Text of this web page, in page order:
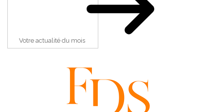
Votre actualité du mois